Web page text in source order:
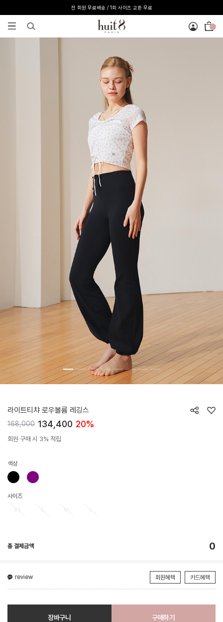
[온라인 익스클루시브] 온라인 회원 단독 40%
라이트티챠 로우볼륨 레깅스
168,000 134,400 20%
회원 구매 시 3% 적립
색상
사이즈
총 결제금액 0
review 회원혜택 카드혜택
장바구니 구매하기